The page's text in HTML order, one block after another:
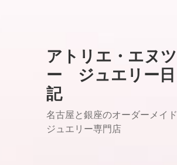
アトリエ・エヌツ
ー ジュエリー日
記
名古屋と銀座のオーダーメイド
ジュエリー専門店